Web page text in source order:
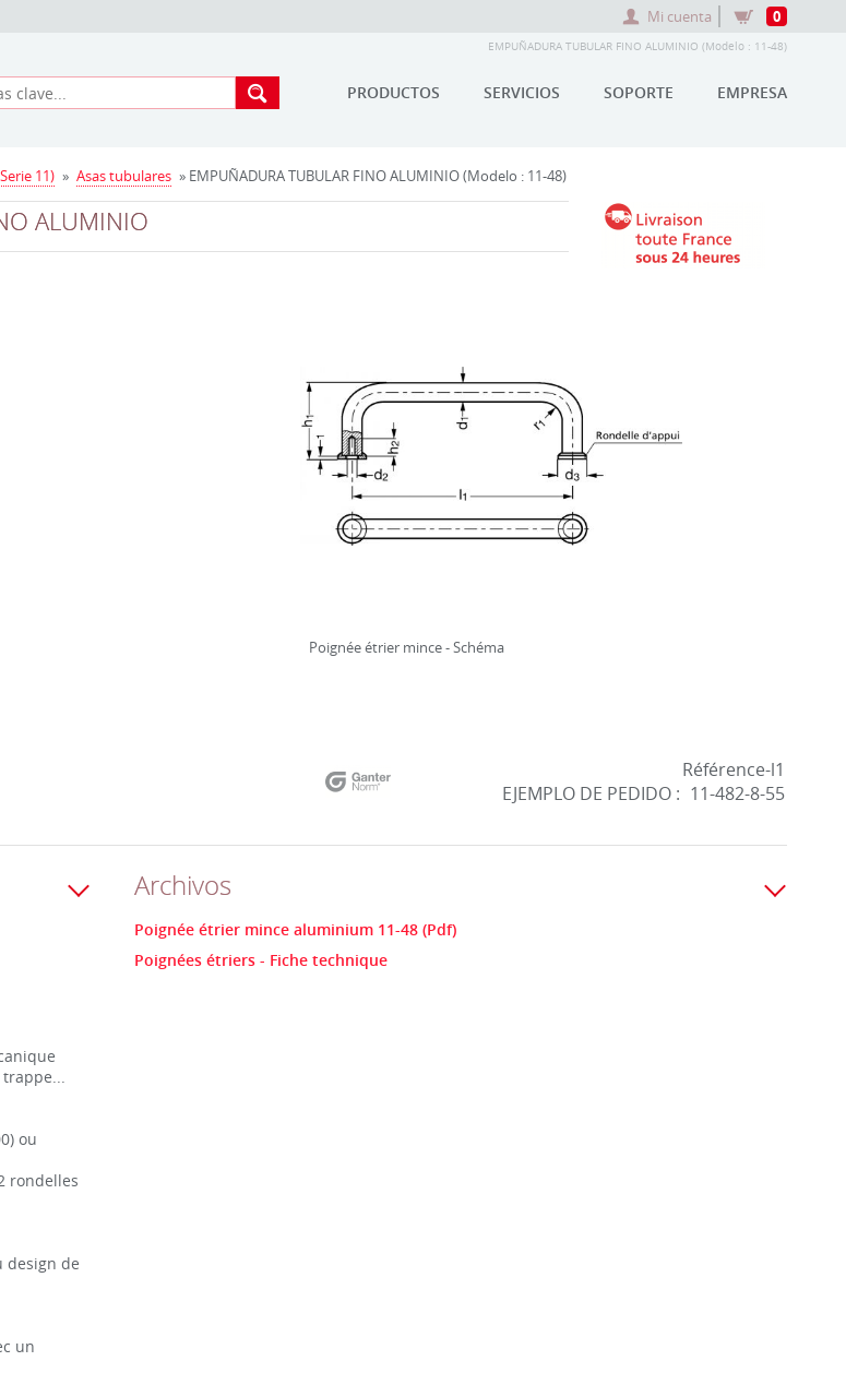
Mi cuenta 0
EMPUÑADURA TUBULAR FINO ALUMINIO (Modelo : 11-48)
PRODUCTOS SERVICIOS SOPORTE EMPRESA
11) » Asas tubulares » EMPUÑADURA TUBULAR FINO ALUMINIO (Modelo : 11-48)
ALUMINIO
Poignée étrier mince - Schéma
EJEMPLO DE PEDIDO :
Référence-l1
11-482-8-55
ou
rondelles
design de
un
Archivos
Poignée étrier mince aluminium 11-48 (Pdf)
Poignées étriers - Fiche technique